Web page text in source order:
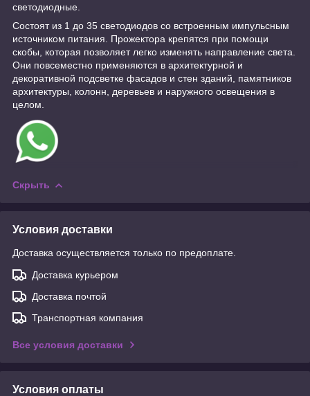
светодиодные.
Состоят из 1 до 35 светодиодов со встроенным импульсным
источником питания. Прожектора крепятся при помощи
скобы, которая позволяет легко изменять направление света.
Они повсеместно применяются в архитектурной и
декоративной подсветке фасадов и стен зданий, памятников
архитектуры, колонн, деревьев и наружного освещения в
целом.
Скрыть
Условия доставки
Доставка осуществляется только по предоплате.
Доставка курьером
Доставка почтой
Транспортная компания
Все условия доставки
Условия оплаты